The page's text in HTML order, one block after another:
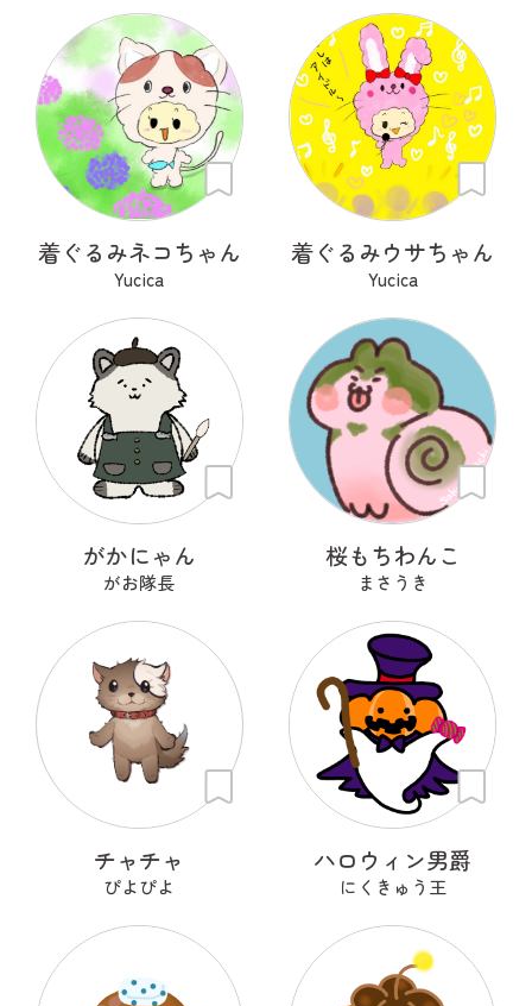
着ぐるみネコちゃん
Yucica
着ぐるみウサちゃん
Yucica
がかにゃん
がお隊長
桜もちわんこ
まさうき
チャチャ
ぴよぴよ
ハロウィン男爵
にくきゅう王